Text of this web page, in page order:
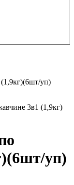
уп)
уп)